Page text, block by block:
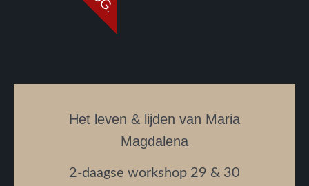
Het leven & lijden van Maria
Magdalena
2-daagse workshop 29 & 30